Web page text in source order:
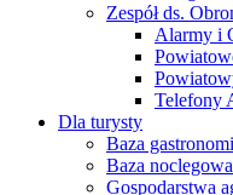
Zespół ds.
Alarmy i
Telefony
Dla turysty
Baza
Baza
Gospodarstwa